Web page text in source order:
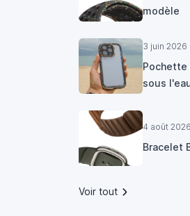
modèle
3 juin 2026
Pochette
sous
4 août 2026
Bracelet
Voir tout